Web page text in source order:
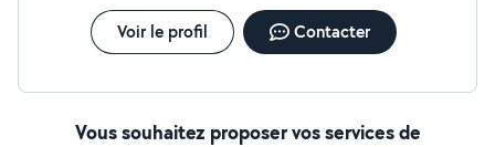
Voir le profil Contacter
Vous souhaitez proposer vos services de